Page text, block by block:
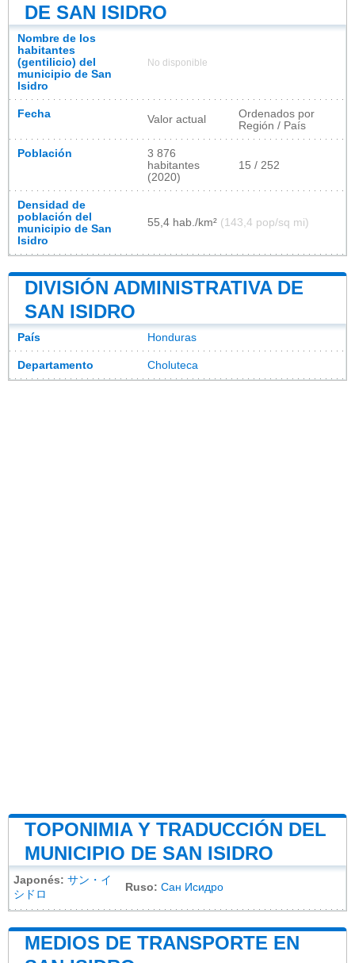
DE SAN ISIDRO
Nombre de los
habitantes
(gentilicio) del
municipio de San
Isidro
No disponible
Fecha Valor actual
Ordenados por
Región / País
Población
3 876
habitantes
(2020)
15 / 252
Densidad de
población del
municipio de San
Isidro
55,4 hab./km² (143,4 pop/sq mi)
DIVISIÓN ADMINISTRATIVA DE
SAN ISIDRO
País Honduras
Departamento Choluteca
TOPONIMIA Y TRADUCCIÓN DEL
MUNICIPIO DE SAN ISIDRO
Japonés: サン・イ
シドロ
Ruso: Сан Исидро
MEDIOS DE TRANSPORTE EN